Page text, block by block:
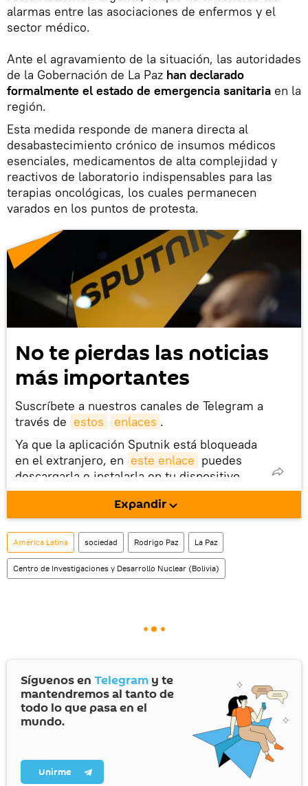
alarmas entre las asociaciones de enfermos y el
sector médico.
Ante el agravamiento de la situación, las autoridades
de la Gobernación de La Paz han declarado
formalmente el estado de emergencia sanitaria en la
región.
Esta medida responde de manera directa al
desabastecimiento crónico de insumos médicos
esenciales, medicamentos de alta complejidad y
reactivos de laboratorio indispensables para las
terapias oncológicas, los cuales permanecen
varados en los puntos de protesta.
No te pierdas las noticias
más importantes
Suscríbete a nuestros canales de Telegram a
través de estos enlaces .
Ya que la aplicación Sputnik está bloqueada
en el extranjero, en este enlace puedes
descargarla e instalarla en tu dispositivo
móvil (¡solo para Android!).
También tenemos una cuenta en la red
social rusa VK .
Expandir
América Latina sociedad Rodrigo Paz La Paz
Centro de Investigaciones y Desarrollo Nuclear (Bolivia)
Síguenos en Telegram y te
mantendremos al tanto de
todo lo que pasa en el
mundo.
Unirme